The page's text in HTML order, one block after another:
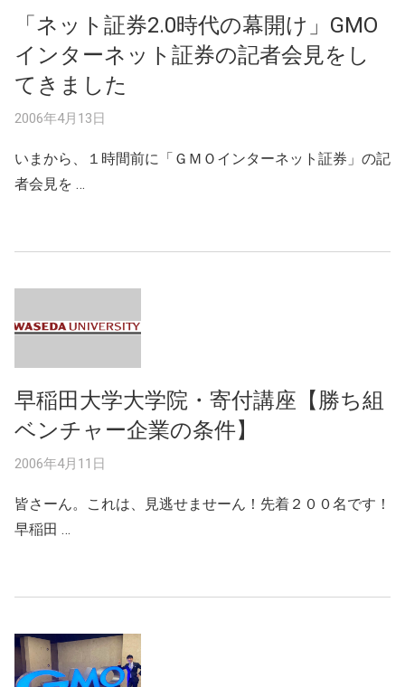
「ネット証券2.0時代の幕開け」GMO
インターネット証券の記者会見をし
てきました
2006年4月13日
いまから、１時間前に「ＧＭＯインターネット証券」の記
者会見を …
早稲田大学大学院・寄付講座【勝ち組
ベンチャー企業の条件】
2006年4月11日
皆さーん。これは、見逃せませーん！先着２００名です！
早稲田 …